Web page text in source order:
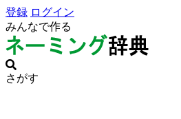
登録 ログイン
みんなで作る
さがす